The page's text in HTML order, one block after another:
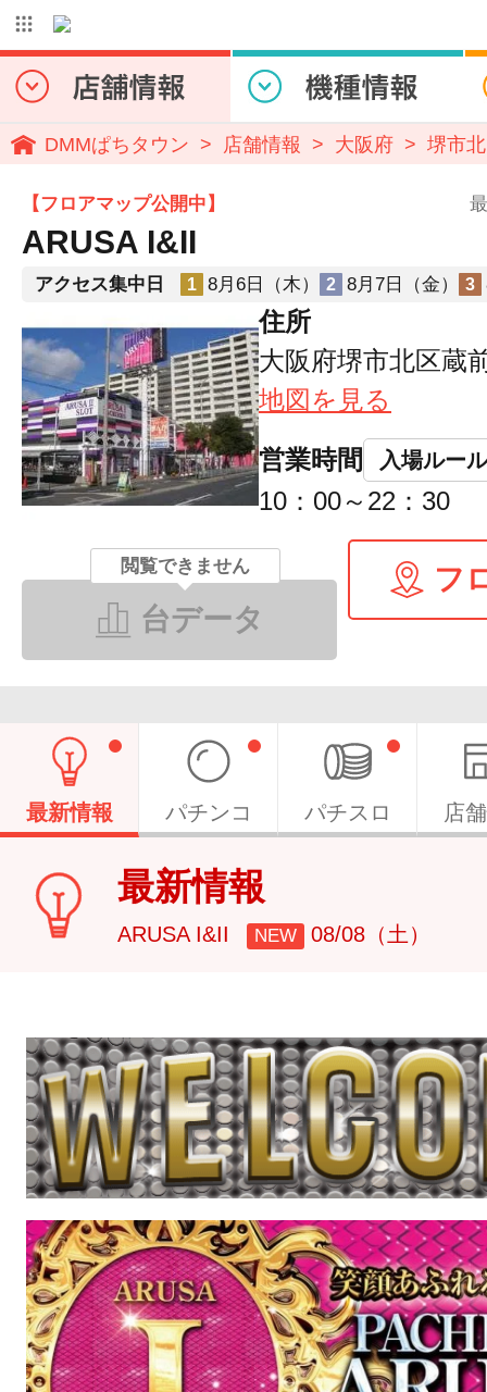
DMMぱちタウン 店舗情報 大阪府 堺市
【フロアマップ公開中】
ARUSA I&II
アクセス集中日 1 8月6日（木） 2 8月7日（金） 3
住所
大阪府堺市北区蔵
地図を見る
営業時間 入場ルール
10：00～22：30
閲覧できません
台データ
フ
最新情報 パチンコ パチスロ 店
最新情報
ARUSA I&II NEW 08/08（土）